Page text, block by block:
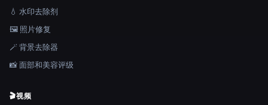
💧 水印去除剂
🖼️ 照片修复
🪄 背景去除器
📸 面部和美容评级
🎬视频